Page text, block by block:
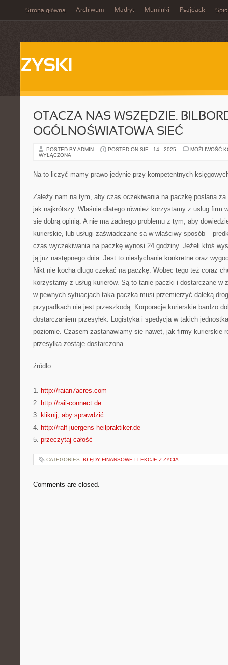
Strona główna Archiwum Madryt Muminki Psajdack Spis
ZYSKI
OTACZA NAS WSZĘDZIE.
OGÓLNOŚWIATOWA SIEĆ
POSTED BY ADMIN POSTED ON SIE - 14 - 2025
MOŻLIWOŚĆ
WYŁĄCZONA
Na to liczyć mamy prawo jedynie przy kompetentnych
Zależy nam na tym, aby czas oczekiwania na paczkę posłana
jak najkrótszy. Właśnie dlatego również korzystamy z usług firm
się dobrą opinią. A nie ma żadnego problemu z tym, aby
kurierskie, lub usługi zaświadczane są w właściwy sposób –
czas wyczekiwania na paczkę wynosi 24 godziny. Jeżeli ktoś
ją już następnego dnia. Jest to niesłychanie konkretne oraz
Nikt nie kocha długo czekać na paczkę. Wobec tego też coraz
korzystamy z usług kurierów. Są to tanie paczki i dostarczane w
w pewnych sytuacjach taka paczka musi przemierzyć daleką
przypadkach nie jest przeszkodą. Korporacje kurierskie bardzo
dostarczaniem przesyłek. Logistyka i spedycja w takich
poziomie. Czasem zastanawiamy się nawet, jak firmy kurierskie
przesyłka zostaje dostarczona.
źródło:
———————————
1. http://raian7acres.com
2. http://rail-connect.de
3. kliknij, aby sprawdzić
4. http://ralf-juergens-heilpraktiker.de
5. przeczytaj całość
CATEGORIES: BŁĘDY FINANSOWE I LEKCJE Z ŻYCIA
Comments are closed.